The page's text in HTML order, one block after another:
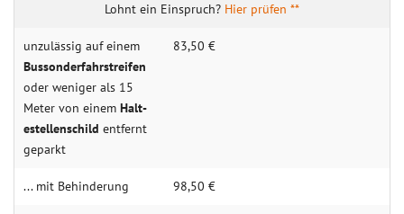
Hier prüfen **
unzulässig auf einem
Bus­sonder­fahr­streifen
oder weniger als 15
Meter von einem Halt­
estellenschild entfernt
geparkt
83,50 €
... mit Behin­derung 98,50 €